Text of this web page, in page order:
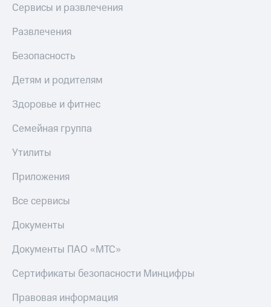
Сервисы и развлечения
Развлечения
Безопасность
Детям и родителям
Здоровье и фитнес
Семейная группа
Утилиты
Приложения
Все сервисы
Документы
Документы ПАО «МТС»
Сертификаты безопасности Минцифры
Правовая информация